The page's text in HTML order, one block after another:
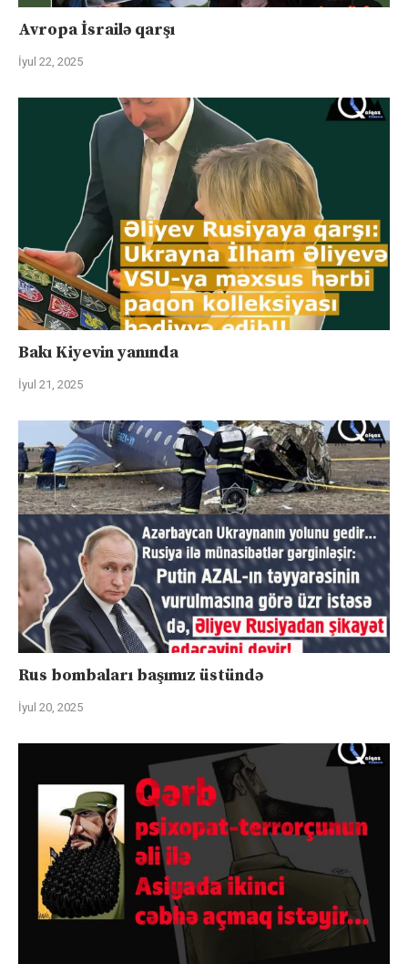
Avropa İsrailə qarşı
İyul 22, 2025
Bakı Kiyevin yanında
İyul 21, 2025
Rus bombaları başımız üstündə
İyul 20, 2025